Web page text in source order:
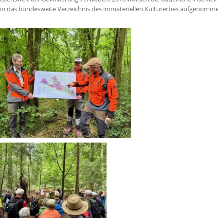
das bundesweite Verzeichnis des immateriellen Kulturerbes